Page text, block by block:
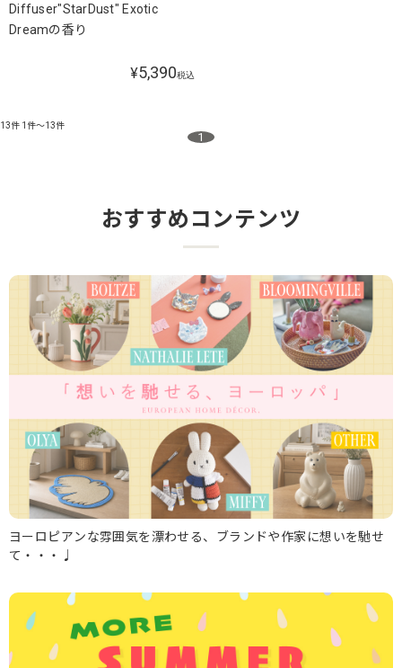
Diffuser"StarDust" Exotic
Dreamの香り
¥5,390税込
13件 1件～13件
1
おすすめコンテンツ
ヨーロピアンな雰囲気を漂わせる、ブランドや作家に想いを馳せ
て・・・♩